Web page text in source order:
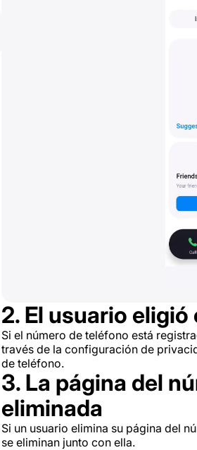
2. El usuario
Si el número de teléfono está
través de la configuración de
de teléfono.
3. La página del
eliminada
Si un usuario elimina su página del
se eliminan junto con ella.